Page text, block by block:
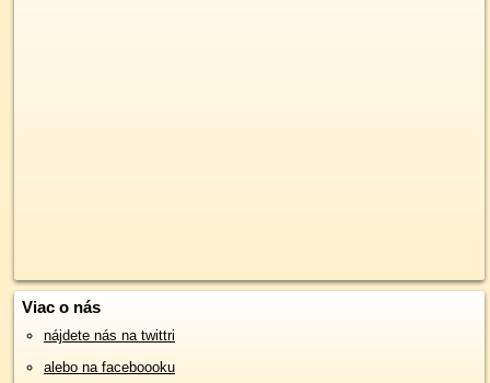
Viac o nás
nájdete nás na twittri
alebo na faceboooku